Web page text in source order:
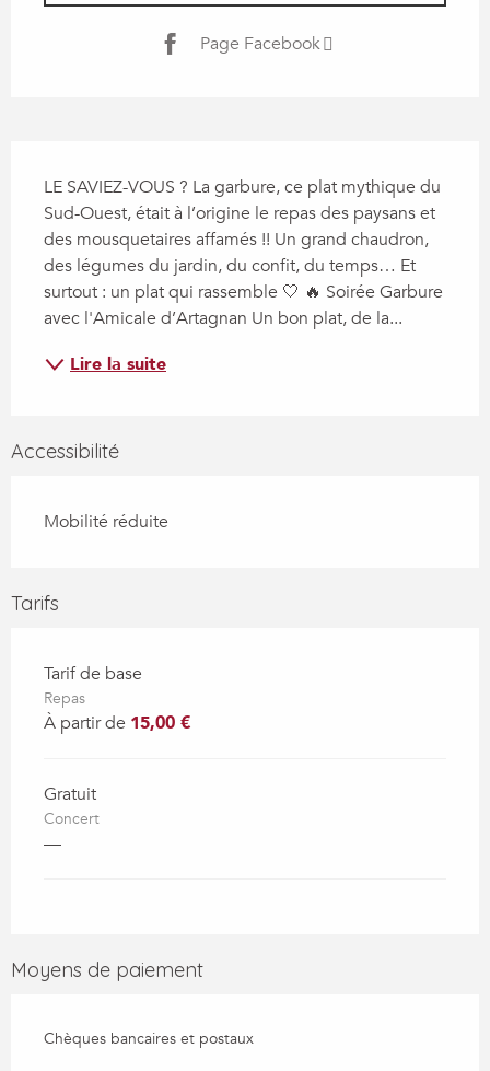
Page Facebook
LE SAVIEZ-VOUS ? La garbure, ce plat mythique du
Sud-Ouest, était à l’origine le repas des paysans et
des mousquetaires affamés !! Un grand chaudron,
des légumes du jardin, du confit, du temps… Et
surtout : un plat qui rassemble 🤍 🔥 Soirée Garbure
avec l'Amicale d’Artagnan Un bon plat, de la...
Lire la suite
Accessibilité
Mobilité réduite
Tarifs
Tarif de base
Repas
À partir de 15,00 €
Gratuit
Concert
—
Moyens de paiement
Chèques bancaires et postaux